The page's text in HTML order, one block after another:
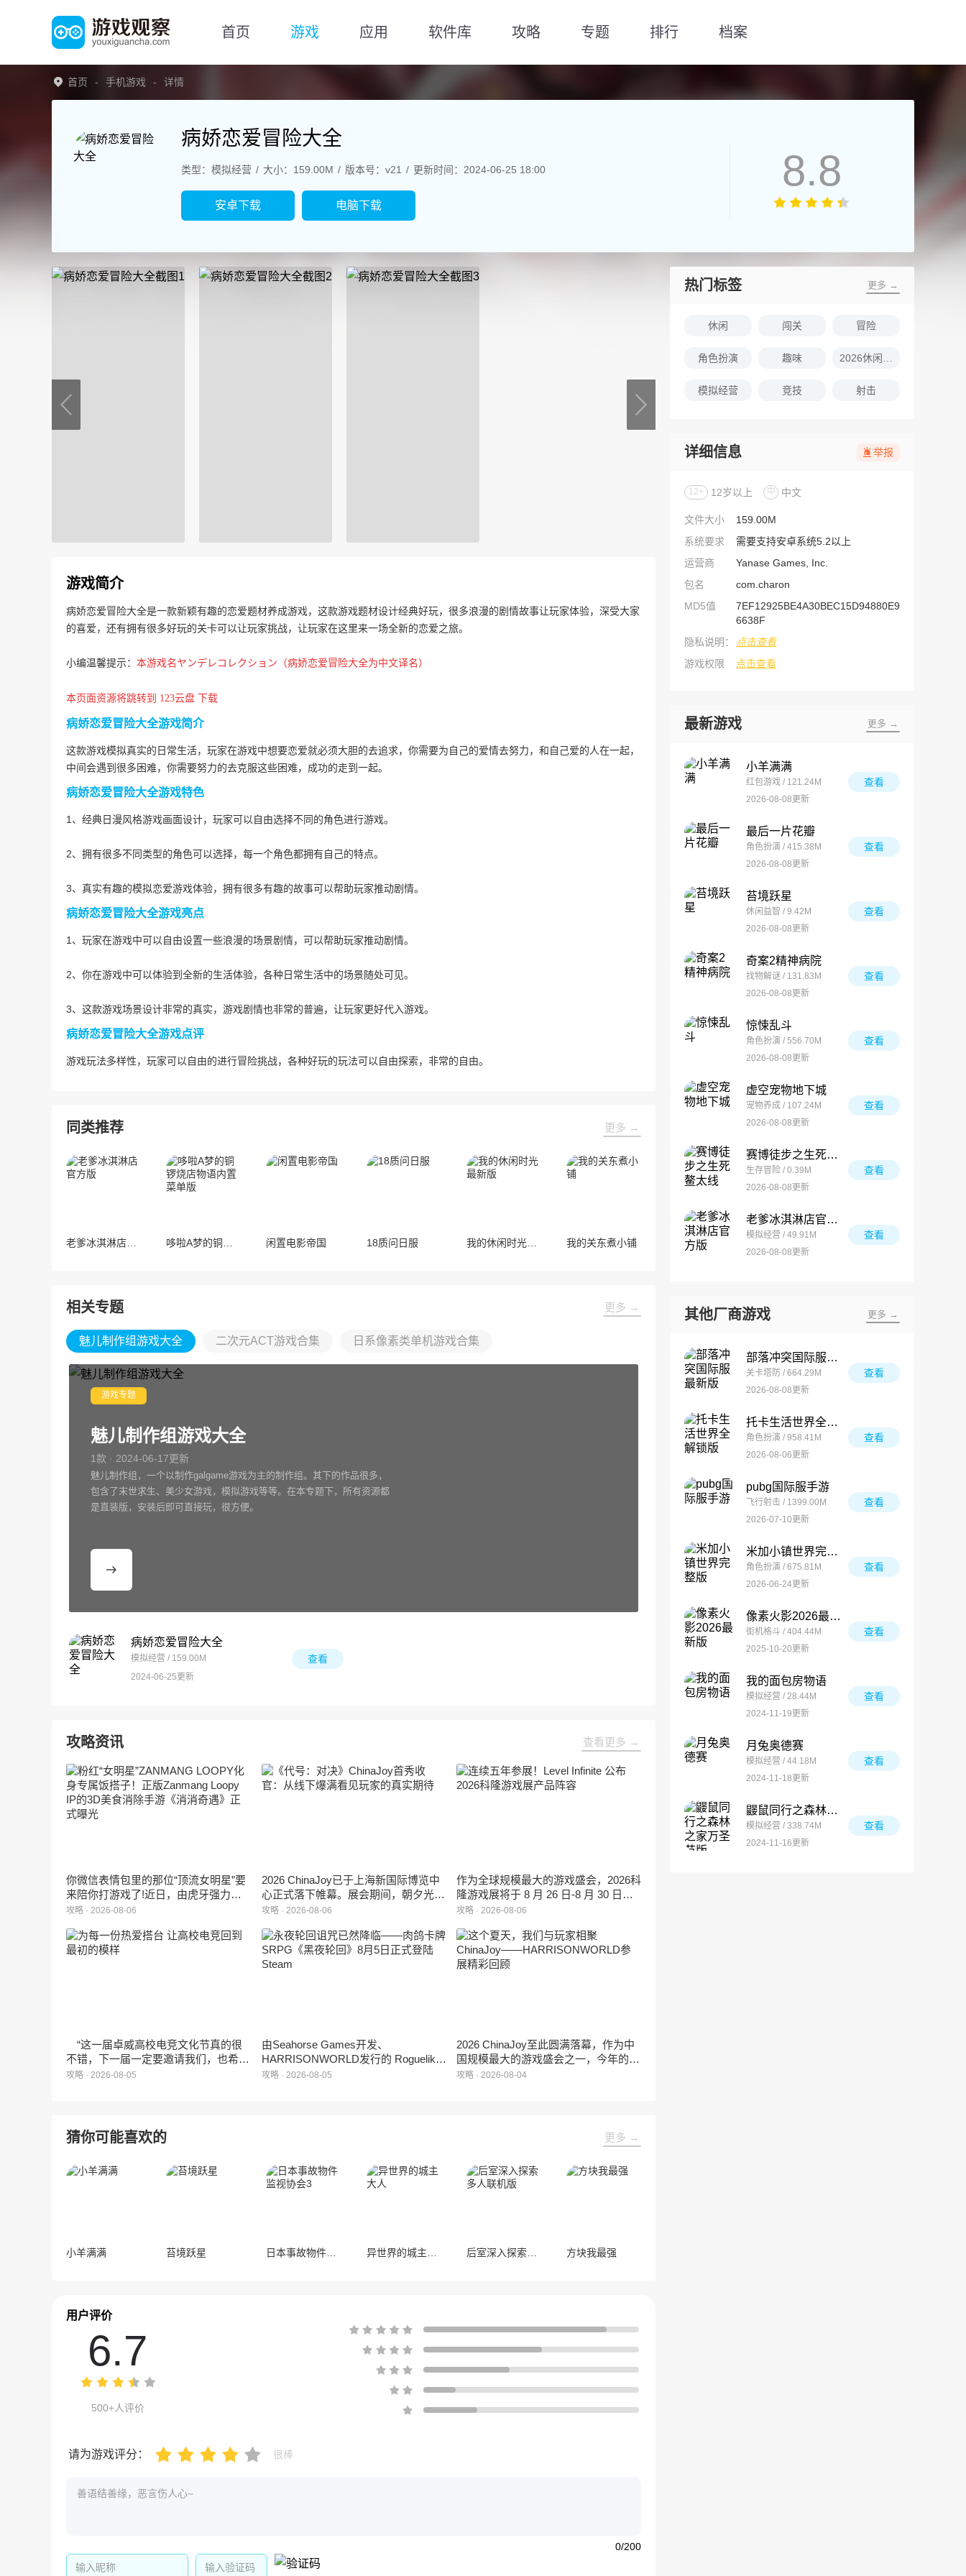
首页 游戏 应用 软件库 攻略 专题 排行 档案
首页 手机游戏 详情
病娇恋爱冒险大全
类型：模拟经营 大小：159.00M 版本号：v21 更新时间：2024-06-25 18:00
安卓下载 电脑下载
8.8
游戏简介
病娇恋爱冒险大全是一款新颖有趣的恋爱题材养成游戏，这款游戏题材设计经典好玩，很多浪漫的剧情故事让玩家体验，深受大家
的喜爱，还有拥有很多好玩的关卡可以让玩家挑战，让玩家在这里来一场全新的恋爱之旅。
小编温馨提示： 本游戏名 ヤンデレコレクション（病娇恋爱冒险大全为中文译名 ）
本页面资源将跳转到 123云盘 下载
病娇恋爱冒险大全游戏简介
这款游戏模拟真实的日常生活，玩家在游戏中想要恋爱就必须大胆的去追求，你需要为自己的爱情去努力，和自己爱的人在一起，
中间会遇到很多困难，你需要努力的去克服这些困难，成功的走到一起。
病娇恋爱冒险大全游戏特色
1、经典日漫风格游戏画面设计，玩家可以自由选择不同的角色进行游戏。
2、拥有很多不同类型的角色可以选择，每一个角色都拥有自己的特点。
3、真实有趣的模拟恋爱游戏体验，拥有很多有趣的故事可以帮助玩家推动剧情。
病娇恋爱冒险大全游戏亮点
1、玩家在游戏中可以自由设置一些浪漫的场景剧情，可以帮助玩家推动剧情。
2、你在游戏中可以体验到全新的生活体验，各种日常生活中的场景随处可见。
3、这款游戏场景设计非常的真实，游戏剧情也非常的普遍，让玩家更好代入游戏。
病娇恋爱冒险大全游戏点评
游戏玩法多样性，玩家可以自由的进行冒险挑战，各种好玩的玩法可以自由探索，非常的自由。
同类推荐 更多 →
闲置电影帝国 18质问日服 我的休闲时光最新版 我的关东煮小铺
相关专题 更多 →
魅儿制作组游戏大全 二次元ACT游戏合集 日系像素类单机游戏合集
游戏专题
魅儿制作组游戏大全
1款 · 2024-06-17更新
魅儿制作组，一个以制作galgame游戏为主的制作组。其下的作品很多，
包含了末世求生、美少女游戏，模拟游戏等等。在本专题下，所有资源都
是直装版，安装后即可直接玩，很方便。
病娇恋爱冒险大全
模拟经营 / 159.00M
2024-06-25更新
查看
攻略资讯 查看更多 →
你微信表情包里的那位“顶流女明星”要
来陪你打游戏了!近日，由虎牙强力发
行、正版Zanmang Loopy(赞萌露比)IP
遇》正式曝光。这款产品巧妙融合了
3D立体消除、模拟经营与丰富的互动
攻略 · 2026-08-06
2026 ChinaJoy已于上海新国际博览中
心正式落下帷幕。展会期间，朝夕光年
旗下蓝海工作室自研的多英雄策略射击
相，并向玩家开放试玩。
攻略 · 2026-08-06
作为全球规模最大的游戏盛会，2026科
隆游戏展将于 8 月 26 日-8 月 30 日在
德国举行。日前，科隆游戏展官方宣
罄，这也是科隆游戏展办展史上首次出
现展位一席难求的情况。
攻略 · 2026-08-06
“这一届卓威高校电竞文化节真的很
不错，下一届一定要邀请我们，也希望
能给更多同学一个来到现场的机会。”
攻略 · 2026-08-05
由Seahorse Games开发、
HARRISONWORLD发行的 Roguelike
卡牌战棋游戏 《黑夜轮回》于2026年8
攻略 · 2026-08-05
2026 ChinaJoy至此圆满落幕，作为中
国规模最大的游戏盛会之一，今年的展
馆依旧汇聚了来自全球的游戏厂商、媒
流互动，共同度过了充满欢笑与惊喜的
攻略 · 2026-08-04
猜你可能喜欢的 更多 →
小羊满满 苔境跃星 方块我最强
用户评价
6.7
500+人评价
请为游戏评分： 很棒
0/200
热门标签 更多 →
休闲 闯关 冒险
角色扮演 趣味
模拟经营 竞技 射击
详细信息 举报
12+ 12岁以上 中 中文
文件大小
159.00M
系统要求
需要支持安卓系统5.2以上
运营商
Yanase Games, Inc.
包名
com.charon
MD5值
7EF12925BE4A30BEC15D94880E9
6638F
隐私说明：
点击查看
游戏权限
点击查看
最新游戏 更多 →
小羊满满
红包游戏 / 121.24M
2026-08-08更新
查看
最后一片花瓣
角色扮演 / 415.38M
2026-08-08更新
查看
苔境跃星
休闲益智 / 9.42M
2026-08-08更新
查看
奇案2精神病院
找物解谜 / 131.83M
2026-08-08更新
查看
惊悚乱斗
角色扮演 / 556.70M
2026-08-08更新
查看
虚空宠物地下城
宠物养成 / 107.24M
2026-08-08更新
查看
赛博徒步之生死鳌太线
生存冒险 / 0.39M
2026-08-08更新
查看
老爹冰淇淋店官方版
模拟经营 / 49.91M
2026-08-08更新
查看
其他厂商游戏 更多 →
部落冲突国际服最新版
关卡塔防 / 664.29M
2026-08-08更新
查看
托卡生活世界全解锁版
角色扮演 / 958.41M
2026-08-06更新
查看
pubg国际服手游
飞行射击 / 1399.00M
2026-07-10更新
查看
米加小镇世界完整版
角色扮演 / 675.81M
2026-06-24更新
查看
像素火影2026最新版
街机格斗 / 404.44M
2025-10-20更新
查看
我的面包房物语
模拟经营 / 28.44M
2024-11-19更新
查看
月兔奥德赛
模拟经营 / 44.18M
2024-11-18更新
查看
鼹鼠同行之森林之家万圣节版
模拟经营 / 338.74M
2024-11-16更新
查看